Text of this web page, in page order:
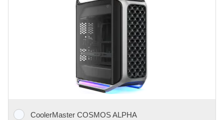
CoolerMaster COSMOS ALPHA